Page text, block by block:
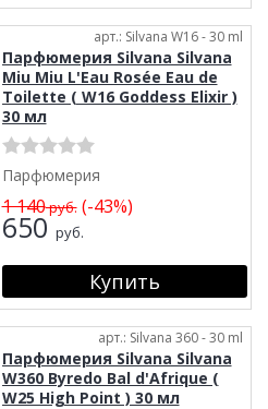
арт.: Silvana W16 - 30 ml
Парфюмерия Silvana Silvana
Miu Miu L'Eau Rosée Eau de
Toilette ( W16 Goddess Elixir )
30 мл
Парфюмерия
1 140руб.(-43%)
650 руб.
арт.: Silvana 360 - 30 ml
Парфюмерия Silvana Silvana
W360 Byredo Bal d'Afrique (
W25 High Point ) 30 мл